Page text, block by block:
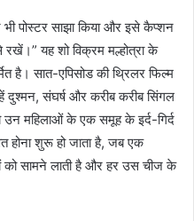
भी पोस्टर साझा किया और इसे कैप्शन
यह शो विक्रम मल्होत्रा के
है। सात-एपिसोड की थ्रिलर फिल्म
दुश्मन, संघर्ष और करीब करीब सिंगल
उन महिलाओं के एक समूह के इर्द-गिर्द
होना शुरू हो जाता है, जब एक
को सामने लाती है और हर उस चीज के